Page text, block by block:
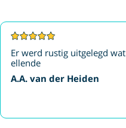
Er werd rustig uitgelegd
ellende
A.A. van der Heiden